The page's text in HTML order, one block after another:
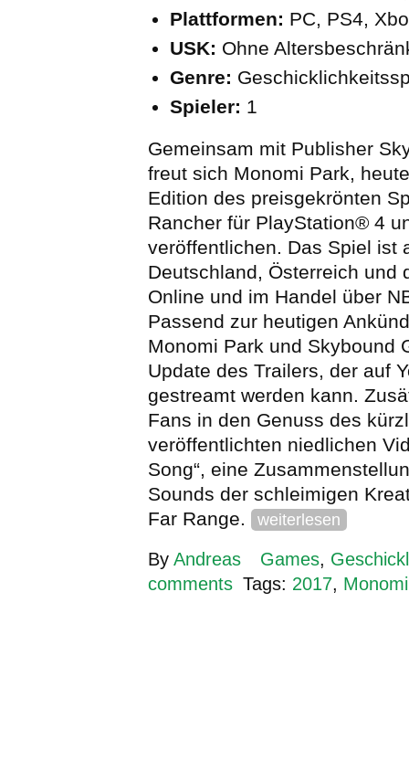
Plattformen: PC, PS4,
USK: Ohne
Genre:
Spieler: 1
Gemeinsam mit Publisher
freut sich Monomi Park,
Edition des preisgekrönten
Rancher für PlayStation® 4
veröffentlichen. Das Spiel ist
Deutschland, Österreich und
Online und im Handel über
Passend zur heutigen
Monomi Park und Skybound
Update des Trailers, der auf
gestreamt werden kann.
Fans in den Genuss des
veröffentlichten niedlichen
Song“, eine
Sounds der schleimigen
Far Range.
weiterlesen
By Andreas Games,
comments Tags: 2017,